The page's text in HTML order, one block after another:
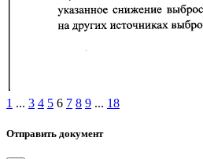
1 ... 3 4 5 6 7 8 9 ... 18
Отправить документ